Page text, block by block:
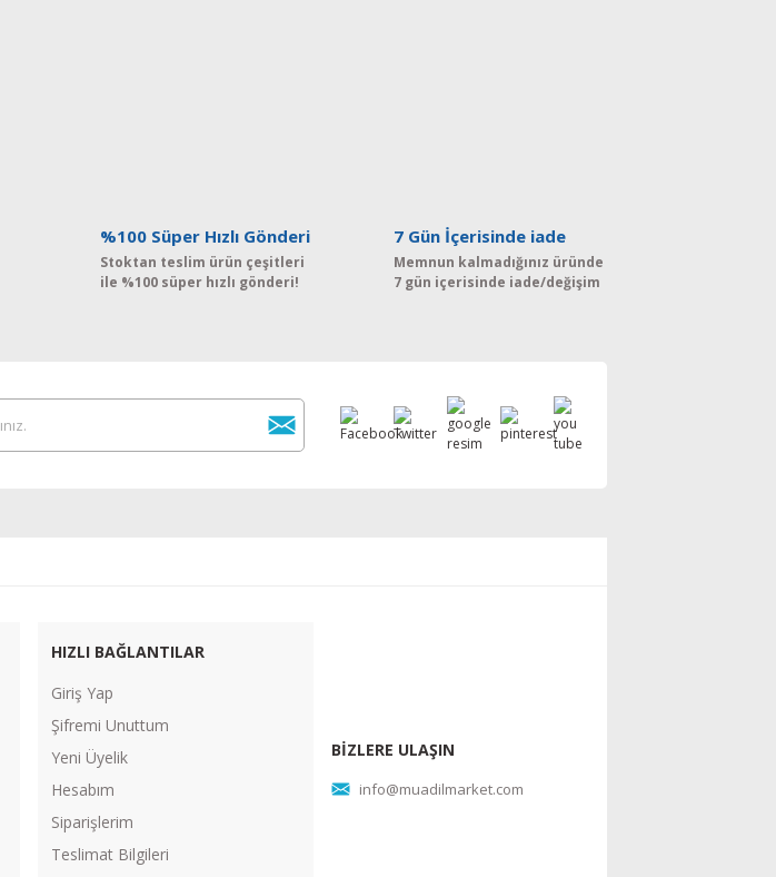
%100 Süper Hızlı Gönderi
Stoktan teslim ürün çeşitleri
ile %100 süper hızlı gönderi!
7 Gün İçerisinde iade
Memnun kalmadığınız üründe
7 gün içerisinde iade/değişim
HIZLI BAĞLANTILAR
Giriş Yap
Şifremi Unuttum
Yeni Üyelik
Hesabım
Siparişlerim
Teslimat Bilgileri
BİZLERE ULAŞIN
info@muadilmarket.com